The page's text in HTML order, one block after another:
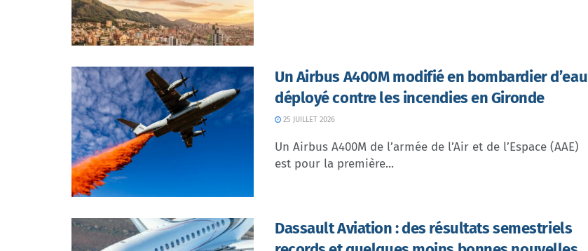
Un Airbus A400M modifié en bombardier d’eau
déployé contre les incendies en Gironde
25 JUILLET 2026
Un Airbus A400M de l’armée de l’Air et de l’Espace (AAE)
est pour la première...
Dassault Aviation : des résultats semestriels